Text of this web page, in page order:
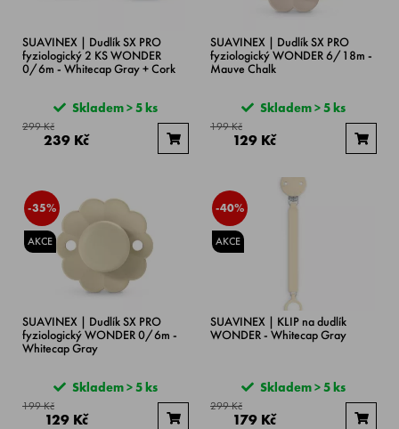
SUAVINEX | Dudlík SX PRO
fyziologický 2 KS WONDER
0/6m - Whitecap Gray + Cork
Skladem > 5 ks
299 Kč
239 Kč
SUAVINEX | Dudlík SX PRO
fyziologický WONDER 6/18m -
Mauve Chalk
Skladem > 5 ks
199 Kč
129 Kč
-35%
AKCE
SUAVINEX | Dudlík SX PRO
fyziologický WONDER 0/6m -
Whitecap Gray
Skladem > 5 ks
199 Kč
129 Kč
-40%
AKCE
SUAVINEX | KLIP na dudlík
WONDER - Whitecap Gray
Skladem > 5 ks
299 Kč
179 Kč